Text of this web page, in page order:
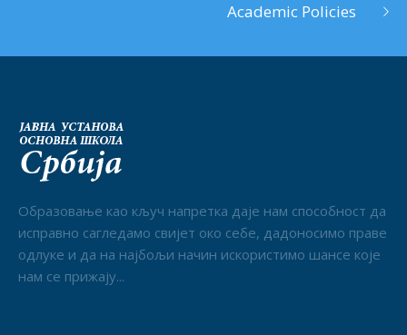
Academic Policies
Образовање као кључ напретка даје нам способност да
исправно сагледамо свијет око себе, дадоносимо праве
одлуке и да на најбољи начин искористимо шансе које
нам се прижају...